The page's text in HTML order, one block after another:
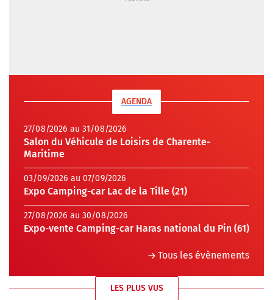
AGENDA
27/08/2026 au 31/08/2026
Salon du Véhicule de Loisirs de Charente-
Maritime
03/09/2026 au 07/09/2026
Expo Camping-car Lac de la Tille (21)
27/08/2026 au 30/08/2026
Expo-vente Camping-car Haras national du Pin (61)
Tous les évènements
LES PLUS VUS